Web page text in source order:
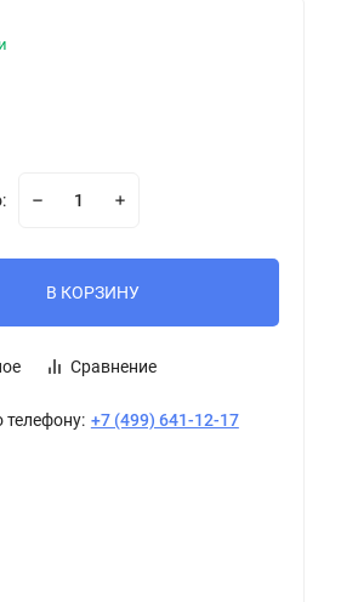
В КОРЗИНУ
Сравнение
телефону: +7 (499) 641-12-17